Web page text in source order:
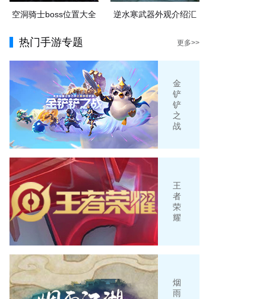
空洞骑士boss位置大全
逆水寒武器外观介绍汇
热门手游专题 更多>>
金
铲
铲
之
战
王
者
荣
耀
烟
雨